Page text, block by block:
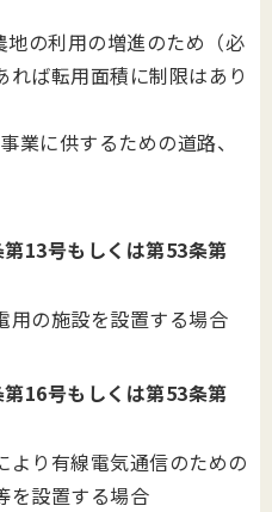
の利用の増進のため（必
れば転用面積に制限はあり
業に供するための道路、
13号もしくは第53条第
用の施設を設置する場合
16号もしくは第53条第
より有線電気通信のための
を設置する場合